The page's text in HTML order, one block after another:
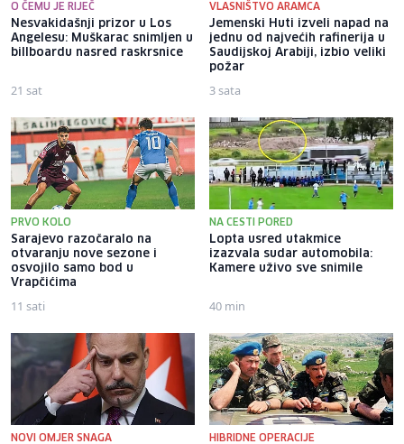
O ČEMU JE RIJEČ
Nesvakidašnji prizor u Los
Angelesu: Muškarac snimljen u
billboardu nasred raskrsnice
21 sat
VLASNIŠTVO ARAMCA
Jemenski Huti izveli napad na
jednu od najvećih rafinerija u
Saudijskoj Arabiji, izbio veliki
požar
3 sata
PRVO KOLO
Sarajevo razočaralo na
otvaranju nove sezone i
osvojilo samo bod u
Vrapčićima
11 sati
NA CESTI PORED
Lopta usred utakmice
izazvala sudar automobila:
Kamere uživo sve snimile
40 min
NOVI OMJER SNAGA HIBRIDNE OPERACIJE